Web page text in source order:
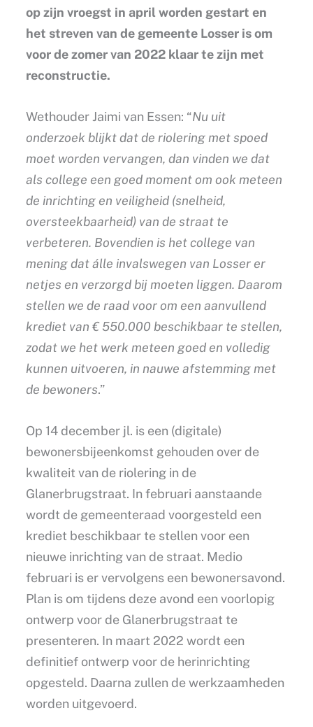
op zijn vroegst in april worden gestart en
het streven van de gemeente Losser is om
voor de zomer van 2022 klaar te zijn met
reconstructie.
Wethouder Jaimi van Essen: “Nu uit
onderzoek blijkt dat de riolering met spoed
moet worden vervangen, dan vinden we dat
als college een goed moment om ook meteen
de inrichting en veiligheid (snelheid,
oversteekbaarheid) van de straat te
verbeteren. Bovendien is het college van
mening dat álle invalswegen van Losser er
netjes en verzorgd bij moeten liggen. Daarom
stellen we de raad voor om een aanvullend
krediet van € 550.000 beschikbaar te stellen,
zodat we het werk meteen goed en volledig
kunnen uitvoeren, in nauwe afstemming met
de bewoners.”
Op 14 december jl. is een (digitale)
bewonersbijeenkomst gehouden over de
kwaliteit van de riolering in de
Glanerbrugstraat. In februari aanstaande
wordt de gemeenteraad voorgesteld een
krediet beschikbaar te stellen voor een
nieuwe inrichting van de straat. Medio
februari is er vervolgens een bewonersavond.
Plan is om tijdens deze avond een voorlopig
ontwerp voor de Glanerbrugstraat te
presenteren. In maart 2022 wordt een
definitief ontwerp voor de herinrichting
opgesteld. Daarna zullen de werkzaamheden
worden uitgevoerd.